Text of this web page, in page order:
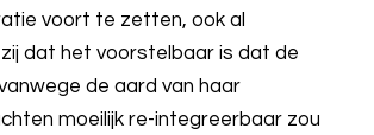
voort te zetten, ook al
dat het voorstelbaar is dat de
de aard van haar
moeilijk re-integreerbaar zou